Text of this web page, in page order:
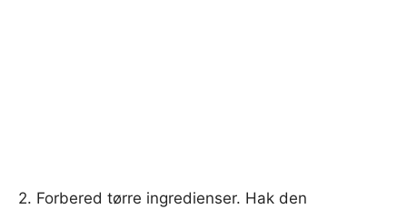
2. Forbered tørre ingredienser. Hak den